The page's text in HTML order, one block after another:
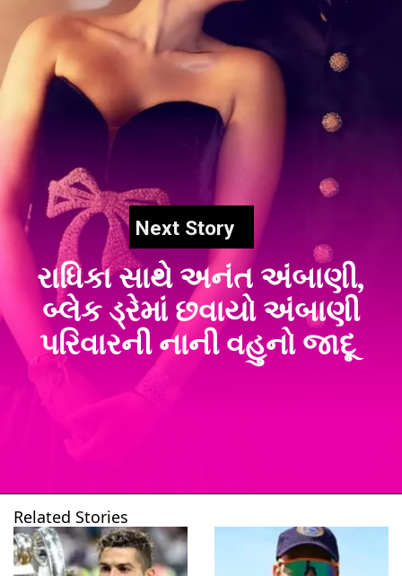
રાધિકા સાથે અનંત અંબાણી,
બ્લેક ડ્રેમાં છવાયો અંબાણી
પરિવારની નાની વહુનો જાદૂ
Next Story
ખુલી રહ્યું છે
Related Stories